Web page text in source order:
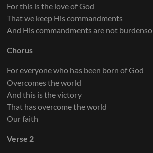
For this is the love of God
That we keep His commandments
And His commandments are not
Chorus
For everyone who has been born of God
Overcomes the world
And this is the victory
That has overcome the world
Our faith
Verse 2